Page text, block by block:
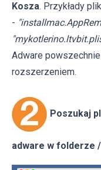
Kosza. Przykłady
-
Adware
rozszerzeniem.
Poszukaj
adware w folderze